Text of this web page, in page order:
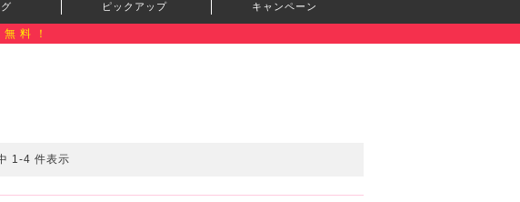
ピックアップ キャンペーン
料！
1-4 件表示